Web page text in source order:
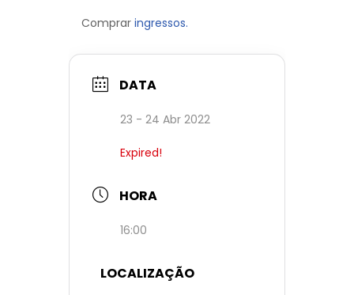
Comprar ingressos.
DATA
23 - 24 Abr 2022
Expired!
HORA
16:00
LOCALIZAÇÃO